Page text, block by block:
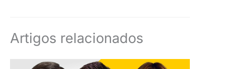
Artigos relacionados